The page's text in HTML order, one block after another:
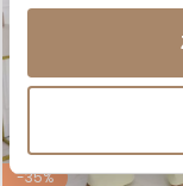
-35%